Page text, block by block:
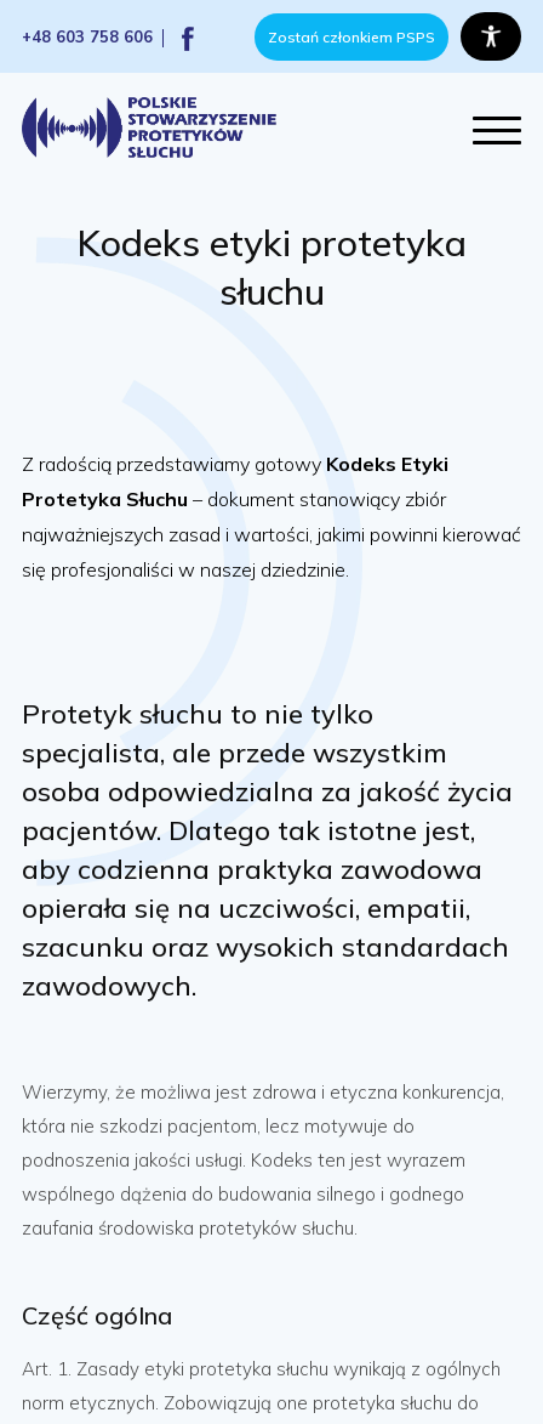
+48 603 758 606 Zostań członkiem PSPS
Kodeks etyki protetyka
słuchu
Z radością przedstawiamy gotowy Kodeks Etyki
Protetyka Słuchu – dokument stanowiący zbiór
najważniejszych zasad i wartości, jakimi powinni kierować
się profesjonaliści w naszej dziedzinie.
Protetyk słuchu to nie tylko
specjalista, ale przede wszystkim
osoba odpowiedzialna za jakość życia
pacjentów. Dlatego tak istotne jest,
aby codzienna praktyka zawodowa
opierała się na uczciwości, empatii,
szacunku oraz wysokich standardach
zawodowych.
Wierzymy, że możliwa jest zdrowa i etyczna konkurencja,
która nie szkodzi pacjentom, lecz motywuje do
podnoszenia jakości usługi. Kodeks ten jest wyrazem
wspólnego dążenia do budowania silnego i godnego
zaufania środowiska protetyków słuchu.
Część ogólna
Art. 1. Zasady etyki protetyka słuchu wynikają z ogólnych
norm etycznych. Zobowiązują one protetyka słuchu do